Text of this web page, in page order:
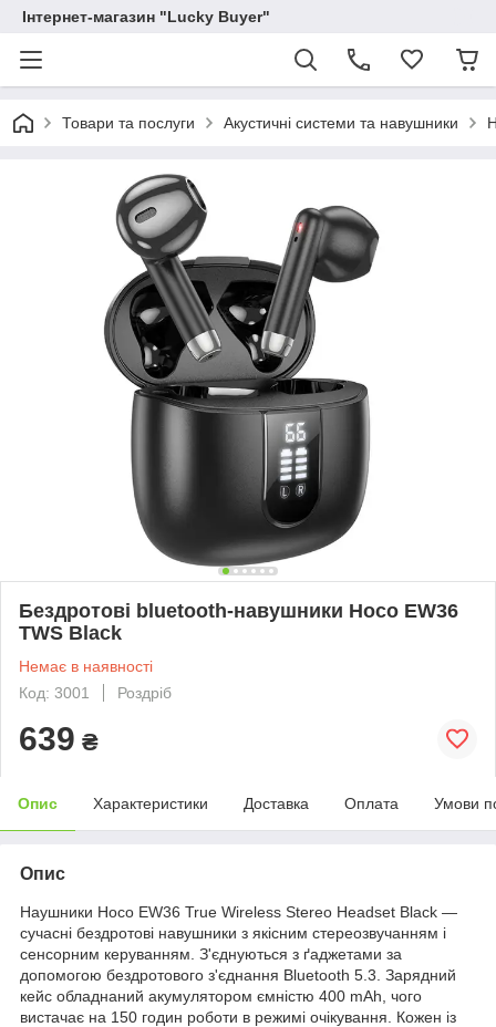
Інтернет-магазин "Lucky Buyer"
Товари та послуги Акустичні системи та навушники
Бездротові bluetooth-навушники Hoco EW36
TWS Black
Немає в наявності
Код: 3001
Роздріб
639 ₴
Опис Характеристики Доставка Оплата Умови
Опис
Наушники Hoco EW36 True Wireless Stereo Headset Black —
сучасні бездротові навушники з якісним стереозвучанням і
сенсорним керуванням. З'єднуються з ґаджетами за
допомогою бездротового з'єднання Bluetooth 5.3. Зарядний
кейс обладнаний акумулятором ємністю 400 mAh, чого
вистачає на 150 годин роботи в режимі очікування. Кожен із